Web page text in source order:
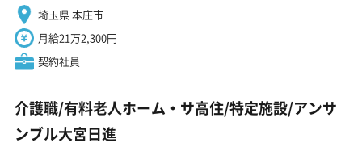
埼玉県 本庄市
月給21万2,300円
契約社員
介護職/有料老人ホーム・サ高住/特定施設/アンサ
ンブル大宮日進